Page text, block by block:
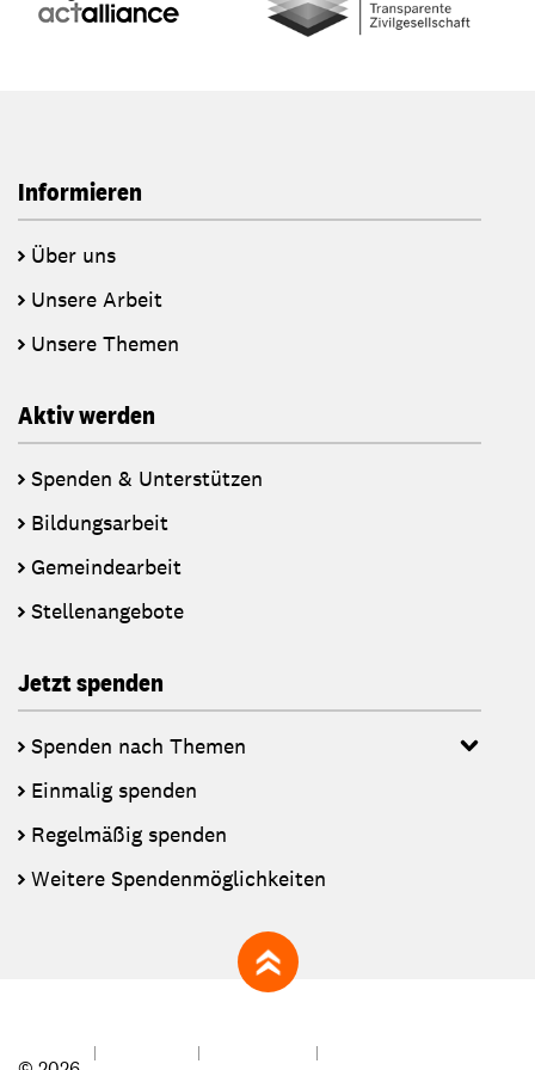
Informieren
Über uns
Unsere Arbeit
Unsere Themen
Aktiv werden
Spenden & Unterstützen
Bildungsarbeit
Gemeindearbeit
Stellenangebote
Jetzt spenden
Spenden nach Themen
Einmalig spenden
Regelmäßig spenden
Weitere Spendenmöglichkeiten
zum Seitenanfang